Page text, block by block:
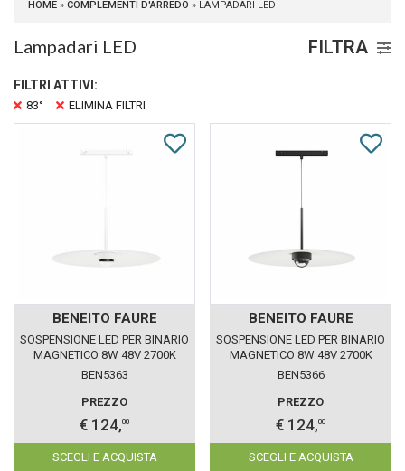
HOME » COMPLEMENTI D'ARREDO » LAMPADARI LED
Lampadari LED FILTRA
FILTRI ATTIVI:
83° ELIMINA FILTRI
BENEITO FAURE
SOSPENSIONE LED PER BINARIO
MAGNETICO 8W 48V 2700K
BIANCO IP20 HAT BENEITO
BEN5363
PREZZO
€ 124,00
SCEGLI E ACQUISTA
BENEITO FAURE
SOSPENSIONE LED PER BINARIO
MAGNETICO 8W 48V 2700K
NERO IP20 HAT BENEITO FAURE
BEN5366
PREZZO
€ 124,00
SCEGLI E ACQUISTA